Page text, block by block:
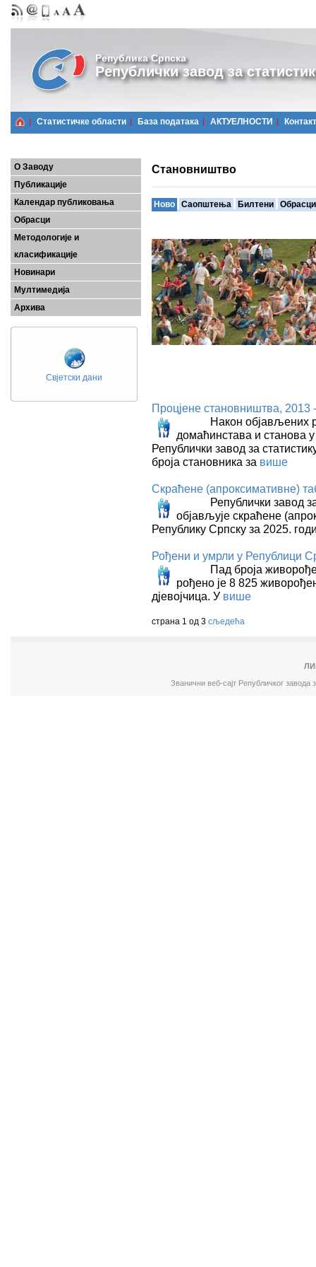
Република Српска
Републички завод за
Статистичке области Базa података АКТУЕЛНОСТИ Контакт
О Заводу
Публикације
Календар публиковања
Обрасци
Методологије и
класификације
Новинари
Мултимедија
Архива
Свјетски дани
Становништво
Ново Саопштења Билтени Обрасци
Процјене становништва, 2013
Након објављених
домаћинстава и станова
Републички завод за
броја становника за више
Скраћене (апроксимативне)
Републички завод за
објављује скраћене
Републику Српску за 2025.
Рођени и умрли у Републици
Пад броја
рођено је 8 825
дјевојчица. У више
страна 1 од 3 сљедећа
Званични веб-сајт Републичког